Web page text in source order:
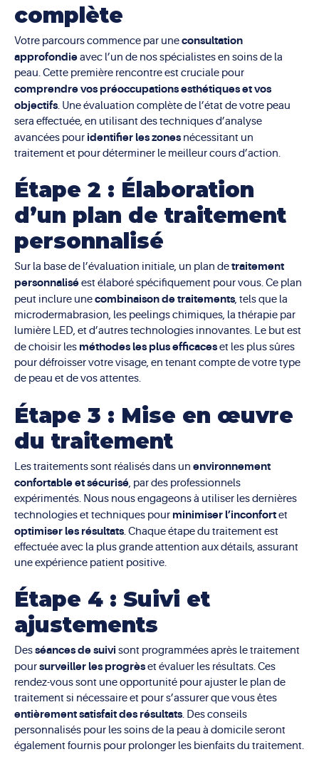
complète
Votre parcours commence par uneconsultation
approfondieavec l’un de nos spécialistes en soins de la
peau. Cette première rencontre est cruciale pour
comprendre vos préoccupations esthétiques et vos
objectifs. Une évaluation complète de l’état de votre peau
sera effectuée, en utilisant des techniques d’analyse
avancées pour identifier les zones nécessitant un
traitement et pour déterminer le meilleur cours d’action.
Étape 2 : Élaboration
d’un plan de traitement
personnalisé
Sur la base de l’évaluation initiale, un plan detraitement
personnaliséest élaboré spécifiquement pour vous. Ce plan
peut inclure unecombinaison de traitements, tels que la
microdermabrasion, les peelings chimiques, la thérapie par
lumière LED, et d’autres technologies innovantes. Le but est
de choisir les méthodes les plus efficaceset les plus sûres
pour défroisser votre visage, en tenant compte de votre type
de peau et de vos attentes.
Étape 3 : Mise en œuvre
du traitement
Les traitements sont réalisés dans un environnement
confortable et sécurisé, par des professionnels
expérimentés. Nous nous engageons à utiliser les dernières
technologies et techniques pour minimiser l’inconfortet
optimiser les résultats. Chaque étape du traitement est
effectuée avec la plus grande attention aux détails, assurant
une expérience patient positive.
Étape 4 : Suivi et
ajustements
Desséances de suivi sont programmées après le traitement
poursurveiller les progrèset évaluer les résultats. Ces
rendez-vous sont une opportunité pour ajuster le plan de
traitement si nécessaire et pour s’assurer que vous êtes
entièrement satisfait des résultats. Des conseils
personnalisés pour les soins de la peau à domicile seront
également fournis pour prolonger les bienfaits du traitement.